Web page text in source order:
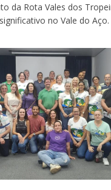
da Rota Vales dos
no Vale do Aço.